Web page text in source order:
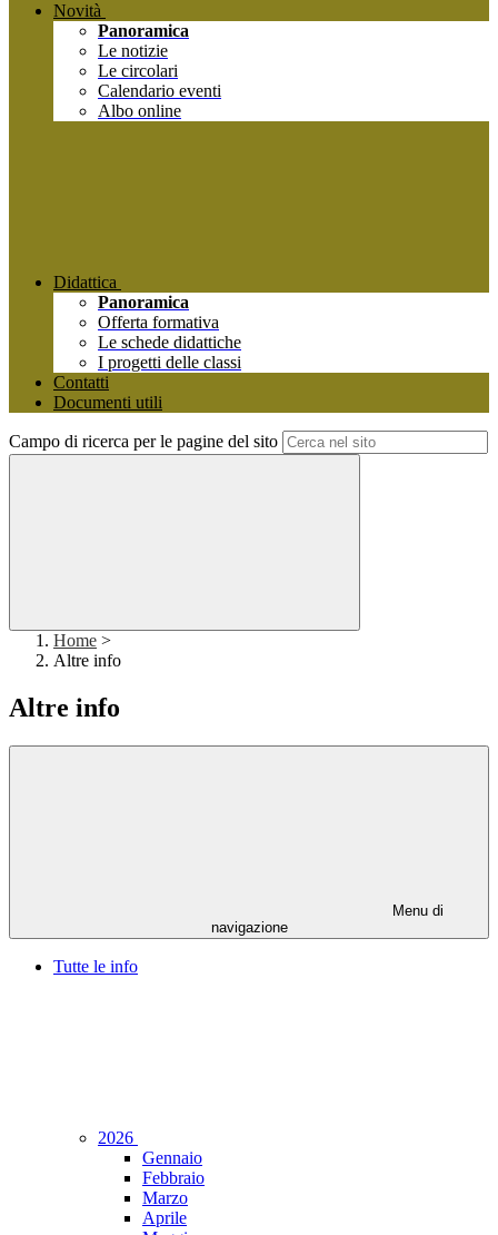
Novità
Panoramica
Le notizie
Le circolari
Calendario eventi
Albo online
Didattica
Panoramica
Offerta formativa
Le schede didattiche
I progetti delle classi
Contatti
Documenti utili
Campo di ricerca per le pagine del sito
Home >
Altre info
Altre info
Menu di
navigazione
Tutte le info
2026
Gennaio
Febbraio
Marzo
Aprile